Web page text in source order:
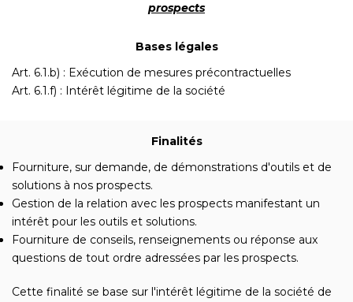
prospects
Bases légales
Art. 6.1.b) : Exécution de mesures précontractuelles
Art. 6.1.f) : Intérêt légitime de la société
Finalités
Fourniture, sur demande, de démonstrations d'outils et de
solutions à nos prospects.
Gestion de la relation avec les prospects manifestant un
intérêt pour les outils et solutions.
Fourniture de conseils, renseignements ou réponse aux
questions de tout ordre adressées par les prospects.
Cette finalité se base sur l'intérêt légitime de la société de